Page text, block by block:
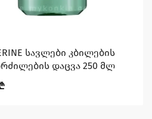
სავლები კბილების
დაცვა 250 მლ